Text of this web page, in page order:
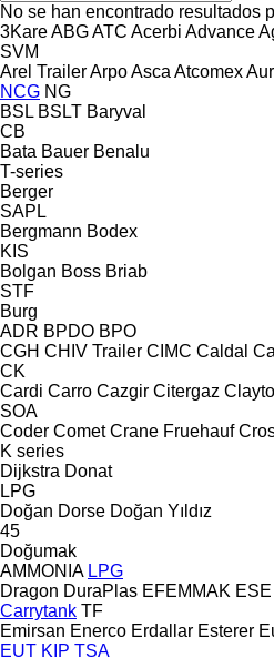
No se han encontrado resultados
3KareABGATC Acerbi Advance
SVM
Arel TrailerArpoAsca Atcomex
NCG NG
BSL BSLT Baryval
CB
Bata Bauer Benalu
T-series
Berger
SAPL
Bergmann Bodex
KIS
Bolgan Boss Briab
STF
Burg
ADR BPDO BPO
CGH CHIV Trailer CIMC Caldal
CK
Cardi Carro Cazgir Citergaz
SOA
Coder Comet Crane Fruehauf
K series
Dijkstra Donat
LPG
Doğan Dorse Doğan Yıldız
45
Doğumak
AMMONIA LPG
Dragon DuraPlas EFEMMAK ESE
Carrytank TF
Emirsan Enerco Erdallar Esterer
EUT KIP TSA